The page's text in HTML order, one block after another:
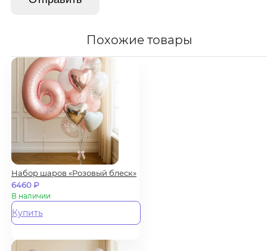
Похожие товары
Набор шаров «Розовый блеск»
6460₽
В наличии
Купить